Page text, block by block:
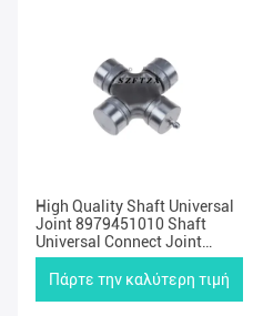
High Quality Shaft Universal
Joint 8979451010 Shaft
Universal Connect Joint
Spider Kit for Isuzu Rodeo
and More
Πάρτε την καλύτερη τιμή